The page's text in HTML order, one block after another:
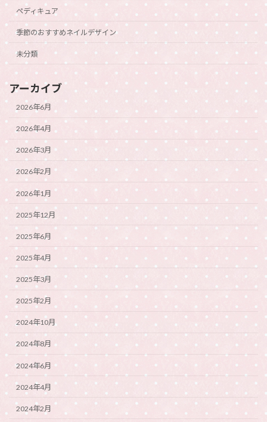
ペディキュア
季節のおすすめネイルデザイン
未分類
アーカイブ
2026年6月
2026年4月
2026年3月
2026年2月
2026年1月
2025年12月
2025年6月
2025年4月
2025年3月
2025年2月
2024年10月
2024年8月
2024年6月
2024年4月
2024年2月